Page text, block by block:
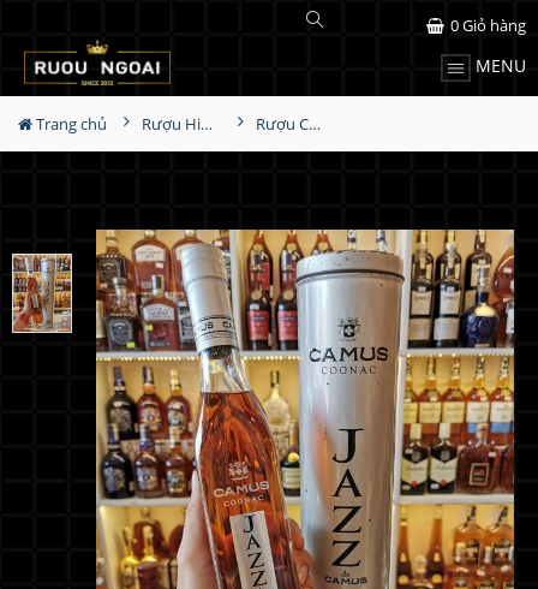
MENU
0Giỏ hàng
Trang chủ Rượu Hiếm - Cũ Rượu Camus Jazz 350ml